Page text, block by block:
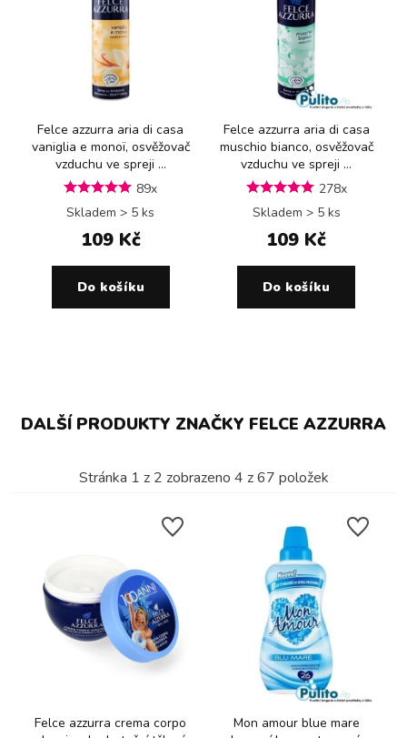
Felce azzurra aria di casa
vaniglia e monoï, osvěžovač
vzduchu ve spreji ...
89x
Skladem > 5 ks
109 Kč
Do košíku
Felce azzurra aria di casa
muschio bianco, osvěžovač
vzduchu ve spreji ...
278x
Skladem > 5 ks
109 Kč
Do košíku
DALŠÍ PRODUKTY ZNAČKY FELCE AZZURRA
Stránka 1 z 2 zobrazeno 4 z67 položek
Felce azzurra crema corpo
Mon amour blue mare